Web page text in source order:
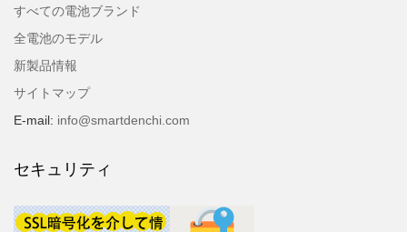
すべての電池ブランド
全電池のモデル
新製品情報
サイトマップ
E-mail: info@smartdenchi.com
セキュリティ